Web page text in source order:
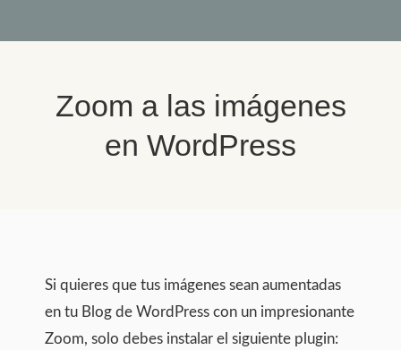
Zoom a las imágenes
en WordPress
Si quieres que tus imágenes sean aumentadas
en tu Blog de WordPress con un impresionante
Zoom, solo debes instalar el siguiente plugin: